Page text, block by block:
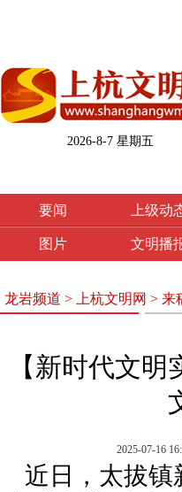
2026-8-7 星期五
要闻 上级动
图片 文明播
龙岩频道 > 上杭文明网 > 来
【新时代文
2025-07-16
近日，太拔